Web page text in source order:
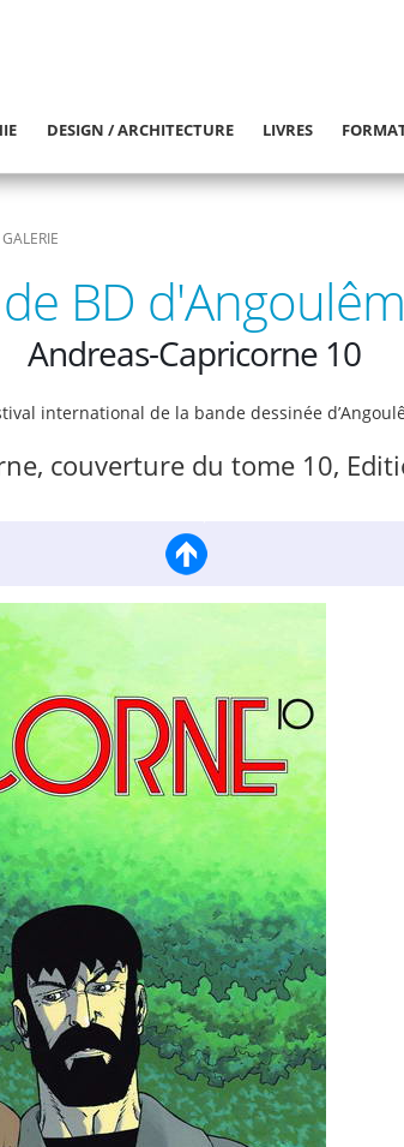
DESIGN / ARCHITECTURE LIVRES
GALERIE
BD
Andreas-Capricorne 10
international de la bande dessinée
couverture du tome 10,